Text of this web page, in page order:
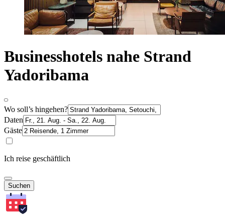
Businesshotels nahe Strand
Yadoribama
Wo soll’s hingehen?
Daten
Gäste
Ich reise geschäftlich
Suchen